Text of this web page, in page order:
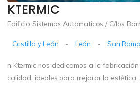
KTERMIC
Edificio Sistemas Automaticos / C/los
Castilla y León - León - San
n Ktermic nos dedicamos a la
calidad, ideales para mejorar la